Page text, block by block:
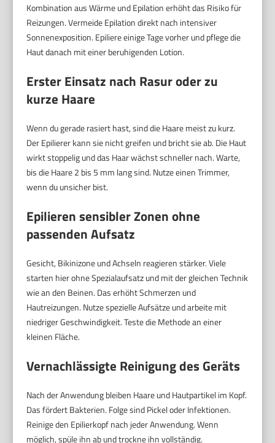
Kombination aus Wärme und Epilation erhöht das Risiko für
Reizungen. Vermeide Epilation direkt nach intensiver
Sonnenexposition. Epiliere einige Tage vorher und pflege die
Haut danach mit einer beruhigenden Lotion.
Erster Einsatz nach Rasur oder zu
kurze Haare
Wenn du gerade rasiert hast, sind die Haare meist zu kurz.
Der Epilierer kann sie nicht greifen und bricht sie ab. Die Haut
wirkt stoppelig und das Haar wächst schneller nach. Warte,
bis die Haare 2 bis 5 mm lang sind. Nutze einen Trimmer,
wenn du unsicher bist.
Epilieren sensibler Zonen ohne
passenden Aufsatz
Gesicht, Bikinizone und Achseln reagieren stärker. Viele
starten hier ohne Spezialaufsatz und mit der gleichen Technik
wie an den Beinen. Das erhöht Schmerzen und
Hautreizungen. Nutze spezielle Aufsätze und arbeite mit
niedriger Geschwindigkeit. Teste die Methode an einer
kleinen Fläche.
Vernachlässigte Reinigung des Geräts
Nach der Anwendung bleiben Haare und Hautpartikel im Kopf.
Das fördert Bakterien. Folge sind Pickel oder Infektionen.
Reinige den Epilierkopf nach jeder Anwendung. Wenn
möglich, spüle ihn ab und trockne ihn vollständig.